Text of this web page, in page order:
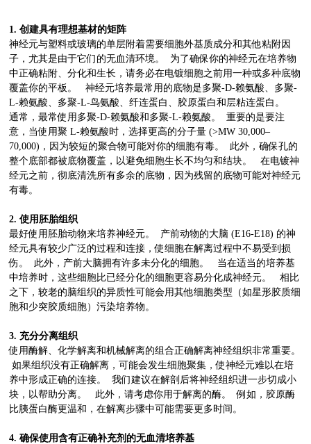
1. 创建具有理想基材的矩阵
神经元与塑料或玻璃的单层附着需要细胞外基质成分和其他粘附因
子，尤其是由于它们的无血清环境。 为了确保你的神经元在培养物
中正确粘附、分化和生长，请务必在电镀细胞之前用一种或多种底物
覆盖你的平板。 神经元培养最常用的底物是多聚-D-赖氨酸、多聚-
L-赖氨酸、多聚-L-鸟氨酸、纤连蛋白、胶原蛋白和层粘连蛋白。
通常，最常使用多聚-D-赖氨酸和多聚-L-赖氨酸。 重要的是要注
意，当使用聚 L-赖氨酸时，选择更高的分子量 (>MW 30,000–
70,000)，因为较短的聚合物可能对你的细胞有毒。 此外，确保孔的
整个底部都被底物覆盖，以避免细胞生长不均匀和结块。 在电镀神
经元之前，彻底清洗所有多余的底物，因为残留的底物可能对神经元
有毒。
2. 使用胚胎组织
最好使用胚胎动物来培养神经元。 产前动物的大脑 (E16-E18) 的神
经元具有较少广泛的过程和连接，使细胞在解离过程中不易受到损
伤。 此外，产前大脑拥有许多未分化的细胞。 当在适当的培养基
中培养时，这些细胞比已经分化的细胞更容易分化成神经元。 相比
之下，较老的脑组织的异质性可能会用其他细胞类型（如星形胶质细
胞和少突胶质细胞）污染培养物。
3. 充分分离组织
使用酶解、化学解离和机械解离的组合正确解离神经组织非常重要。
如果组织没有正确解离，可能会发生细胞聚集，使神经元难以在培
养中形成正确的连接。 我们建议在解剖后将神经组织进一步切成小
块，以帮助分离。 此外，请考虑你用于解离的酶。 例如，胶原酶
比胰蛋白酶更温和，在解离步骤中可能需要更多时间。
4. 确保使用含有正确补充剂的无血清培养基